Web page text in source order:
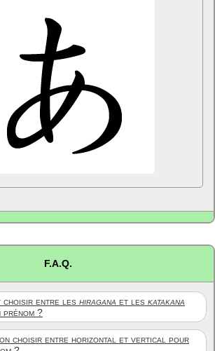
F.A.Q.
choisir entre les hiragana et les katakana
?
choisir entre horizontal et vertical pour